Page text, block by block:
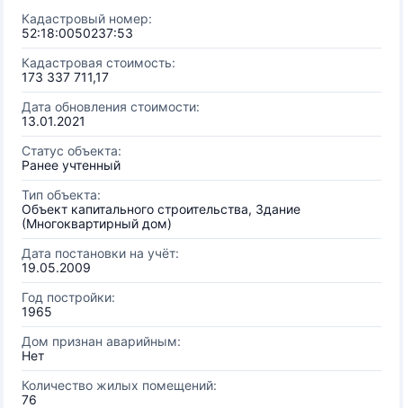
Кадастровый номер:
52:18:0050237:53
Кадастровая стоимость:
173 337 711,17
Дата обновления стоимости:
13.01.2021
Статус объекта:
Ранее учтенный
Тип объекта:
Объект капитального строительства, Здание
(Многоквартирный дом)
Дата постановки на учёт:
19.05.2009
Год постройки:
1965
Дом признан аварийным:
Нет
Количество жилых помещений:
76